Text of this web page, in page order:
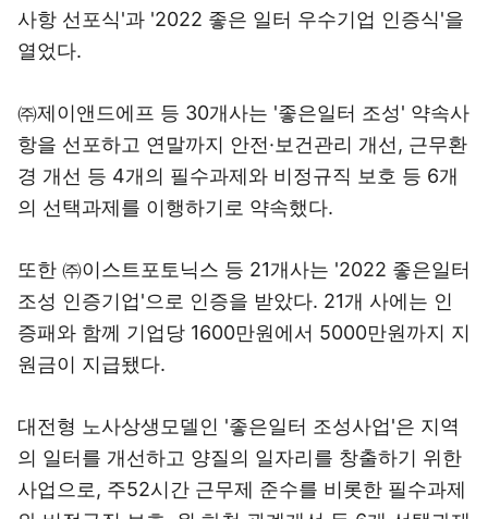
사항 선포식'과 '2022 좋은 일터 우수기업 인증식'을
열었다.
㈜제이앤드에프 등 30개사는 '좋은일터 조성' 약속사
항을 선포하고 연말까지 안전·보건관리 개선, 근무환
경 개선 등 4개의 필수과제와 비정규직 보호 등 6개
의 선택과제를 이행하기로 약속했다.
또한 ㈜이스트포토닉스 등 21개사는 '2022 좋은일터
조성 인증기업'으로 인증을 받았다. 21개 사에는 인
증패와 함께 기업당 1600만원에서 5000만원까지 지
원금이 지급됐다.
대전형 노사상생모델인 '좋은일터 조성사업'은 지역
의 일터를 개선하고 양질의 일자리를 창출하기 위한
사업으로, 주52시간 근무제 준수를 비롯한 필수과제